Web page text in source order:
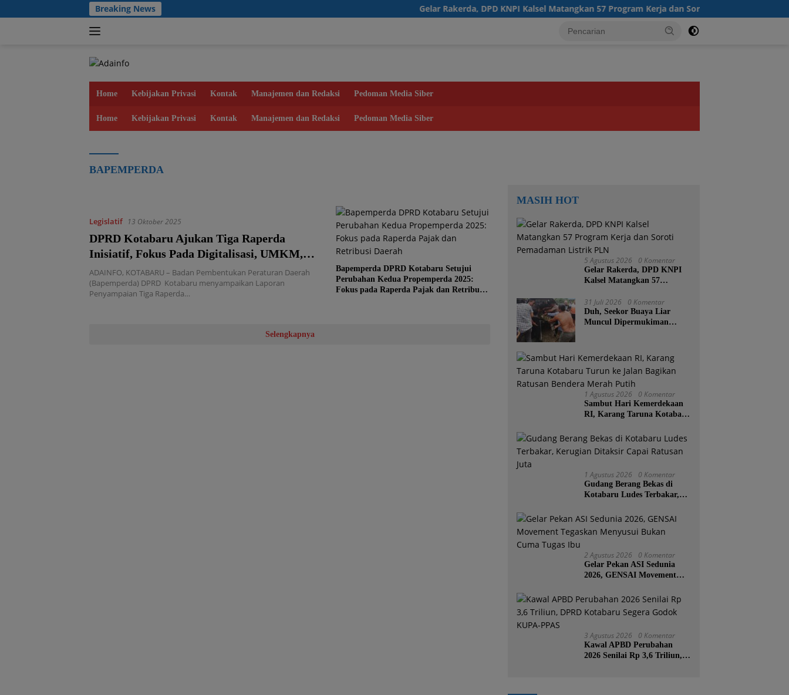
ke
Breaking News Gelar Rakerda, DPD KNPI Kalsel Matangkan 57 Program Kerja dan Soroti Pemadaman Listrik PLN
Home Kebijakan Privasi Kontak Manajemen dan Redaksi Pedoman Media Siber
Home Kebijakan Privasi Kontak Manajemen dan Redaksi Pedoman Media Siber
BAPEMPERDA
Legislatif 13 Oktober 2025
DPRD Kotabaru Ajukan Tiga Raperda
Inisiatif, Fokus Pada Digitalisasi, UMKM,
dan Lingkungan
ADAINFO, KOTABARU – Badan Pembentukan Peraturan Daerah
(Bapemperda) DPRD Kotabaru menyampaikan Laporan
Penyampaian Tiga Raperda…
Bapemperda DPRD Kotabaru Setujui
Perubahan Kedua Propemperda 2025:
Fokus pada Raperda Pajak dan Retribusi
Selengkapnya
MASIH HOT
5 Agustus 2026 0 Komentar
Gelar Rakerda, DPD KNPI
Kalsel Matangkan 57
Pemadaman Listrik PLN
31 Juli 2026 0 Komentar
Duh, Seekor Buaya Liar
Muncul Dipermukiman
1 Agustus 2026 0 Komentar
Sambut Hari Kemerdekaan
RI, Karang Taruna Kotabaru
Ratusan Bendera Merah
Putih
1 Agustus 2026 0 Komentar
Gudang Berang Bekas di
Kotabaru Ludes Terbakar,
Ratusan Juta
2 Agustus 2026 0 Komentar
Gelar Pekan ASI Sedunia
2026, GENSAI Movement
Cuma Tugas Ibu
3 Agustus 2026 0 Komentar
Kawal APBD Perubahan
2026 Senilai Rp 3,6 Triliun,